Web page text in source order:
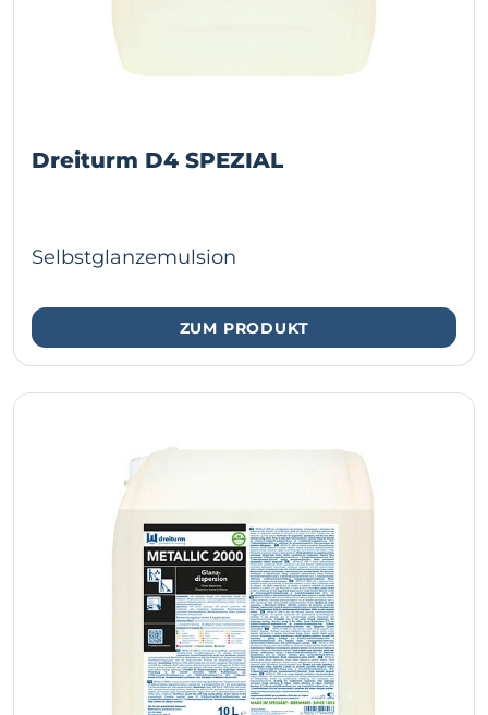
Dreiturm D4 SPEZIAL
Selbstglanzemulsion
ZUM PRODUKT